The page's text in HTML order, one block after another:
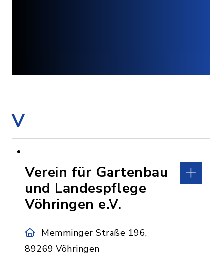
V
Verein für Gartenbau
und Landespflege
Vöhringen e.V.
Memminger Straße 196,
89269 Vöhringen